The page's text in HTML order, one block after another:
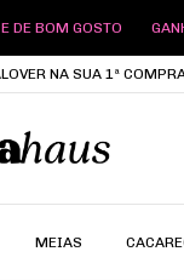
GANHE 5% OFF VIA PIX
NA SUA 1ª
MEIAS